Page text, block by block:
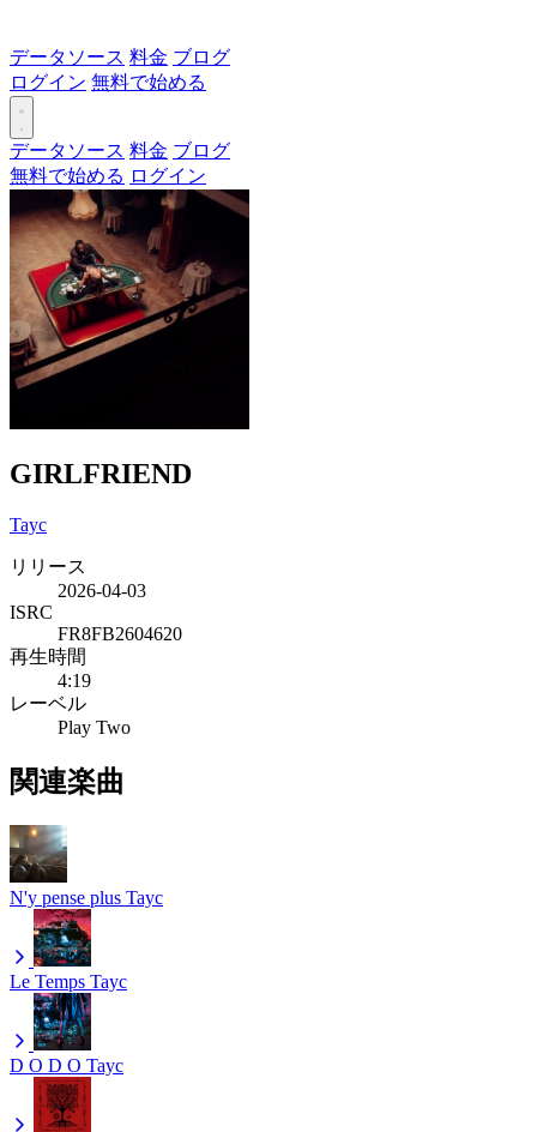
データソース 料金 ブログ
ログイン 無料で始める
データソース 料金 ブログ
無料で始める ログイン
GIRLFRIEND
Tayc
リリース
2026-04-03
ISRC
FR8FB2604620
再生時間
4:19
レーベル
Play Two
関連楽曲
N'y pense plus Tayc
Le Temps Tayc
D O D O Tayc